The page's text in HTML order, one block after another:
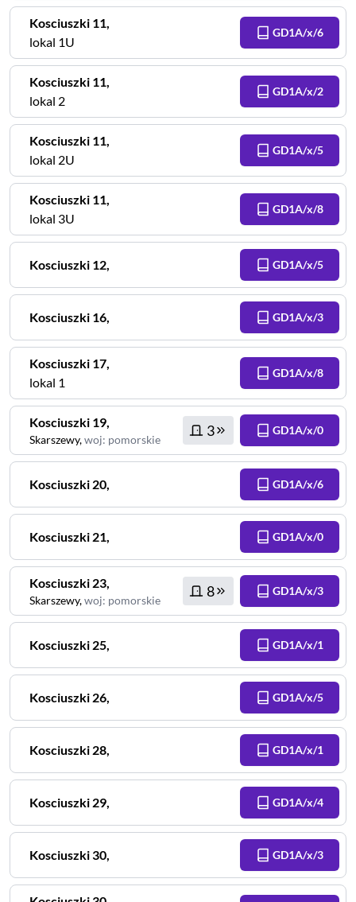
Kosciuszki 11,
lokal 1U
GD1A/x/6
Kosciuszki 11,
lokal 2
GD1A/x/2
Kosciuszki 11,
lokal 2U
GD1A/x/5
Kosciuszki 11,
lokal 3U
GD1A/x/8
Kosciuszki 12, GD1A/x/5
Kosciuszki 16, GD1A/x/3
Kosciuszki 17,
lokal 1
GD1A/x/8
Kosciuszki 19,
Skarszewy,woj: pomorskie
3 GD1A/x/0
Kosciuszki 20, GD1A/x/6
Kosciuszki 21, GD1A/x/0
Kosciuszki 23,
Skarszewy,woj: pomorskie
8 GD1A/x/3
Kosciuszki 25, GD1A/x/1
Kosciuszki 26, GD1A/x/5
Kosciuszki 28, GD1A/x/1
Kosciuszki 29, GD1A/x/4
Kosciuszki30, GD1A/x/3